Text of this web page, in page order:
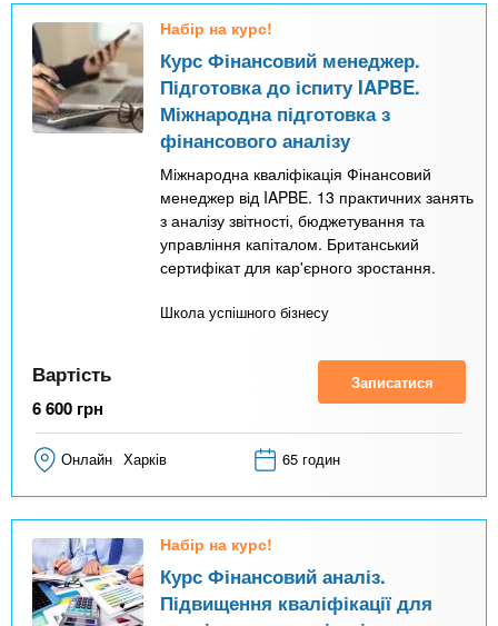
Набір на курс!
Курс Фінансовий менеджер.
Підготовка до іспиту IAPBE.
Міжнародна підготовка з
фінансового аналізу
Міжнародна кваліфікація Фінансовий
менеджер від IAPBE. 13 практичних занять
з аналізу звітності, бюджетування та
управління капіталом. Британський
сертифікат для кар'єрного зростання.
Школа успішного бізнесу
Вартість
6 600 грн
Записатися
Онлайн Харків 65 годин
Набір на курс!
Курс Фінансовий аналіз.
Підвищення кваліфікації для